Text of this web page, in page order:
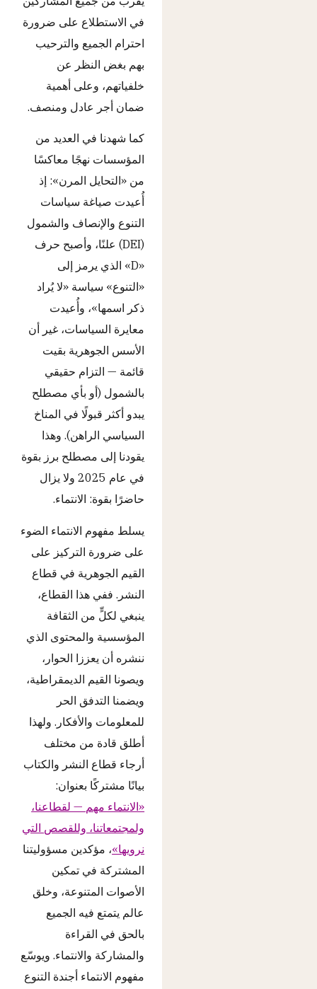
في الاستطلاع على ضرورة
احترام الجميع والترحيب
بهم بغض النظر عن
خلفياتهم، وعلى أهمية
ضمان أجر عادل ومنصف.
كما شهدنا في العديد من
المؤسسات نهجًا معاكسًا
من «التحايل المرن»: إذ
أُعيدت صياغة سياسات
التنوع والإنصاف والشمول
(DEI) علنًا، وأصبح حرف
«D» الذي يرمز إلى
«التنوع» سياسة «لا يُراد
ذكر اسمها»، وأُعيدت
معايرة السياسات، غير أن
الأسس الجوهرية بقيت
قائمة — التزام حقيقي
بالشمول (أو بأي مصطلح
يبدو أكثر قبولًا في المناخ
السياسي الراهن). وهذا
يقودنا إلى مصطلح برز بقوة
في عام 2025 ولا يزال
حاضرًا بقوة: الانتماء.
يسلط مفهوم الانتماء الضوء
على ضرورة التركيز على
القيم الجوهرية في قطاع
النشر. ففي هذا القطاع،
ينبغي لكلٍّ من الثقافة
المؤسسية والمحتوى الذي
ننشره أن يعززا الحوار،
ويصونا القيم الديمقراطية،
ويضمنا التدفق الحر
للمعلومات والأفكار. ولهذا
أطلق قادة من مختلف
أرجاء قطاع النشر والكتاب
بيانًا مشتركًا بعنوان:
«الانتماء مهم — لقطاعنا،
ولمجتمعاتنا، وللقصص التي
نرويها»، مؤكدين مسؤوليتنا
المشتركة في تمكين
الأصوات المتنوعة، وخلق
عالم يتمتع فيه الجميع
بالحق في القراءة
والمشاركة والانتماء. ويوسّع
مفهوم الانتماء أجندة التنوع